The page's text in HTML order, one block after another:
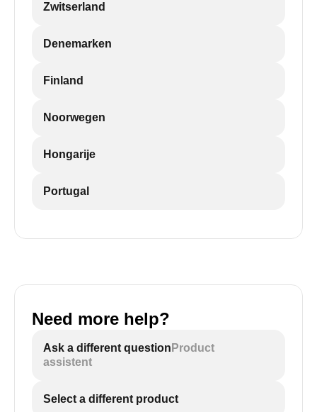
Zwitserland
Denemarken
Finland
Noorwegen
Hongarije
Portugal
Need more help?
Ask a different question Product
assistent
Select a different product